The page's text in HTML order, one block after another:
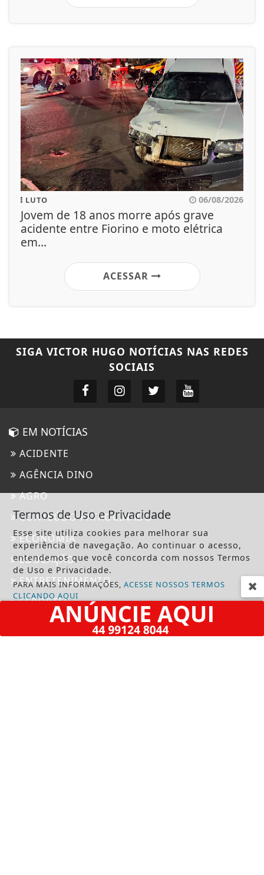
LUTO 06/08/2026
Jovem de 18 anos morre após grave
acidente entre Fiorino e moto elétrica
em...
ACESSAR
SIGA VICTOR HUGO NOTÍCIAS NAS REDES
SOCIAIS
EM NOTÍCIAS
ACIDENTE
AGÊNCIA DINO
AGRO
CONTEÚDO PATROCINADO
ECONOMIA
EDUCAÇÃO
ENTRETENIMENTO
ESPORTES
GERAL
Termos de Uso e Privacidade
Esse site utiliza cookies para melhorar sua
experiência de navegação. Ao continuar o acesso,
entendemos que você concorda com nossos Termos
de Uso e Privacidade.
PARA MAIS INFORMAÇÕES,ACESSE NOSSOS TERMOS
CLICANDO AQUI
PROSSEGUIR